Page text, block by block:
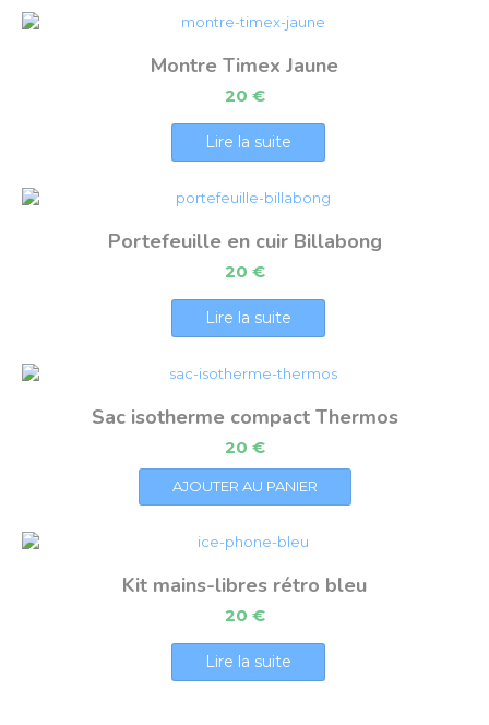
Montre Timex Jaune
20 €
Lire la suite
Portefeuille en cuir Billabong
20 €
Lire la suite
Sac isotherme compact Thermos
20 €
AJOUTER AU PANIER
Kit mains-libres rétro bleu
20 €
Lire la suite